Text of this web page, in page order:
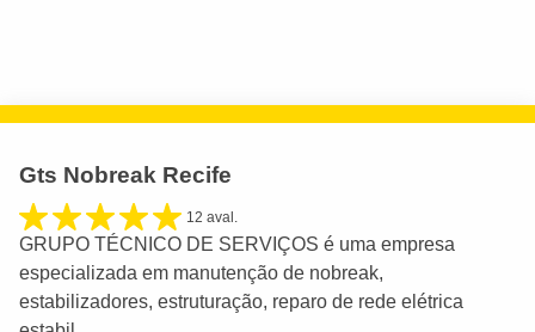
Gts Nobreak Recife
12 aval.
GRUPO TÉCNICO DE SERVIÇOS é uma empresa
especializada em manutenção de nobreak,
estabilizadores, estruturação, reparo de rede elétrica